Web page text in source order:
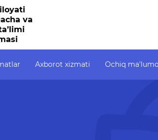
va
Axborot xizmati Ochiq